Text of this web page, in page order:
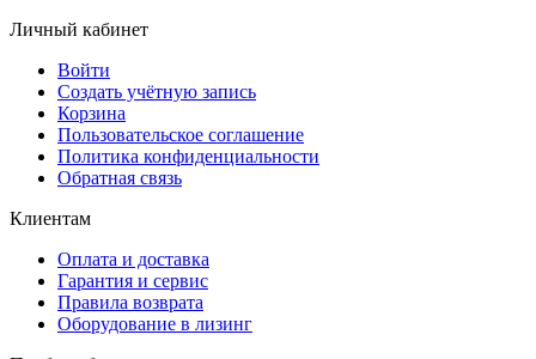
Личный кабинет
Войти
Создать учётную запись
Корзина
Пользовательское соглашение
Политика конфиденциальности
Обратная связь
Клиентам
Оплата и доставка
Гарантия и сервис
Правила возврата
Оборудование в лизинг